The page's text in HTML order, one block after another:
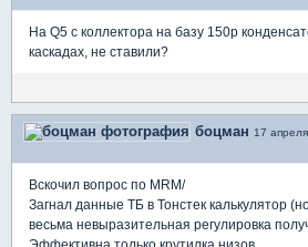
На Q5 с коллектора на базу 150p
каскадах, не ставили?
боцман 17
Вскочил вопрос по MRM/
Загнал данные ТБ в Тонстек калькулятор
весьма невыразительная регулировка